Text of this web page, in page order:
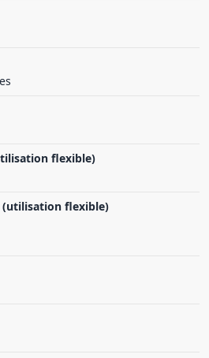
flexible)
(utilisation flexible)